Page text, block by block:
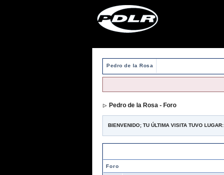
Pedro de la Rosa
Pedro de la Rosa - Foro
BIENVENIDO; TU ÚLTIMA VISITA TUVO LUGAR:
Foro